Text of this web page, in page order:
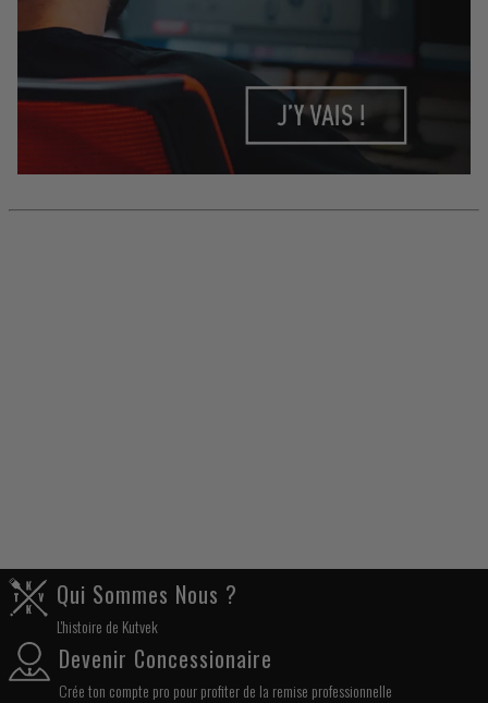
Qui Sommes Nous ?
L'histoire de Kutvek
Devenir Concessionaire
Crée ton compte pro pour profiter de la remise professionnelle